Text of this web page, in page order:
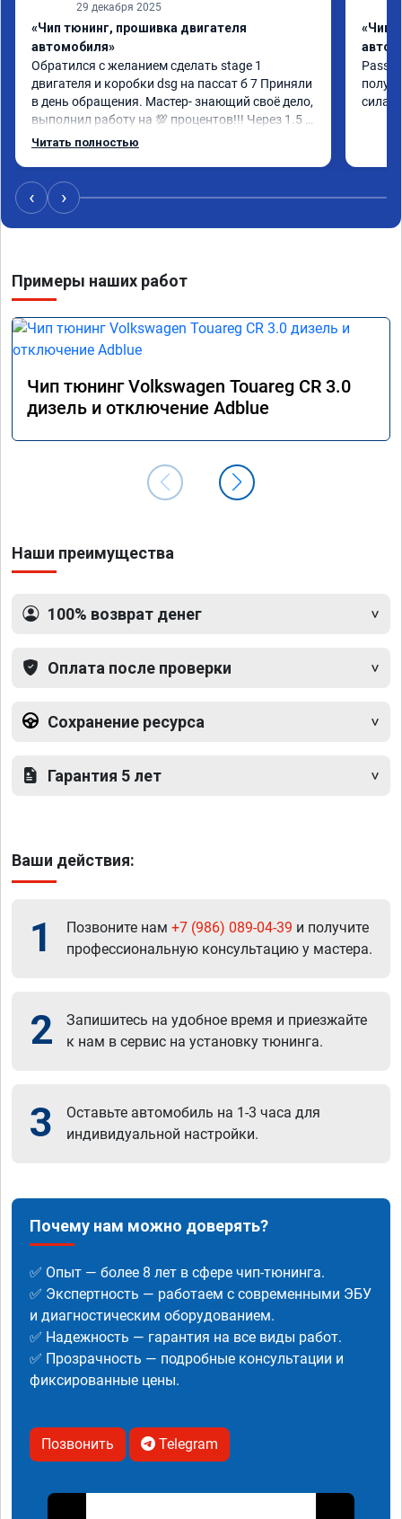
29 декабря 2025
«Чип тюнинг, прошивка двигателя
автомобиля»
Обратился с желанием сделать stage 1
двигателя и коробки dsg на пассат б 7 Приняли
в день обращения. Мастер- знающий своё дело,
выполнил работу на 💯 процентов!!! Через 1.5
часа (время на прошивку) машину не узнать!!!
Читать полностью
«Чип
сила,
‹ ›
Примеры наших работ
Чип тюнинг Volkswagen Touareg CR 3.0
дизель и отключение Adblue
Наши преимущества
100% возврат денег
Оплата после проверки
Сохранение ресурса
Гарантия 5 лет
Ваши действия:
1 Позвоните нам +7 (986) 089-04-39 и получите
профессиональную консультацию у мастера.
2
Запишитесь на удобное время и приезжайте
к нам в сервис на установку тюнинга.
3
Оставьте автомобиль на 1-3 часа для
индивидуальной настройки.
Почему нам можно доверять?
✅ Опыт — более 8 лет в сфере чип-тюнинга.
✅ Экспертность — работаем с современными ЭБУ
и диагностическим оборудованием.
✅ Надежность — гарантия на все виды работ.
✅ Прозрачность — подробные консультации и
фиксированные цены.
Позвонить Telegram